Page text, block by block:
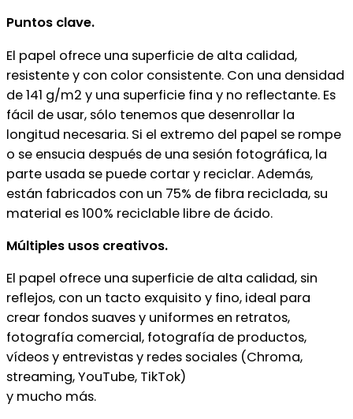
Puntos clave.
El papel ofrece una superficie de alta calidad,
resistente y con color consistente. Con una densidad
de 141 g/m2 y una superficie fina y no reflectante. Es
fácil de usar, sólo tenemos que desenrollar la
longitud necesaria. Si el extremo del papel se rompe
o se ensucia después de una sesión fotográfica, la
parte usada se puede cortar y reciclar. Además,
están fabricados con un 75% de fibra reciclada, su
material es 100% reciclable libre de ácido.
Múltiples usos creativos.
El papel ofrece una superficie de alta calidad, sin
reflejos, con un tacto exquisito y fino, ideal para
crear fondos suaves y uniformes en retratos,
fotografía comercial, fotografía de productos,
vídeos y entrevistas y redes sociales (Chroma,
streaming, YouTube, TikTok)
y mucho más.